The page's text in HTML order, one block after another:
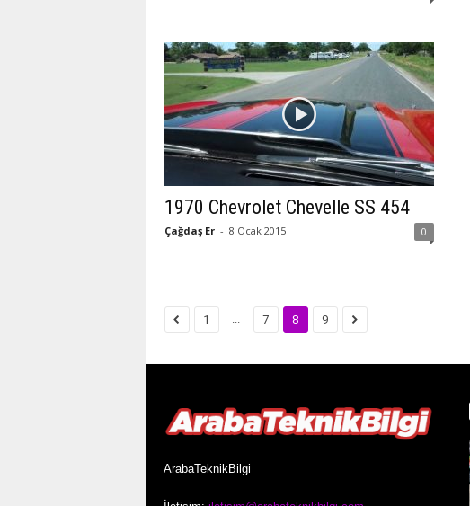
1970 Chevrolet Chevelle SS 454
Çağdaş Er - 8 Ocak 2015 0
1 ... 7 8 9
ArabaTeknikBilgi